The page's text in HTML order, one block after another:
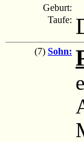
Geburt:
Taufe:
(7) Sohn: